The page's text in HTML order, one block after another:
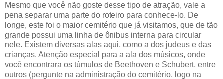
Mesmo que você não goste desse tipo de atração, vale a
pena separar uma parte do roteiro para conhece-lo. De
longe, este foi o maior cemitério que já visitamos, que de tão
grande possui uma linha de ônibus interna para circular
nele. Existem diversas alas aqui, como a dos judeus e das
crianças. Atenção especial para a ala dos músicos, onde
você encontrara os túmulos de Beethoven e Schubert, entre
outros (pergunte na administração do cemitério, logo na